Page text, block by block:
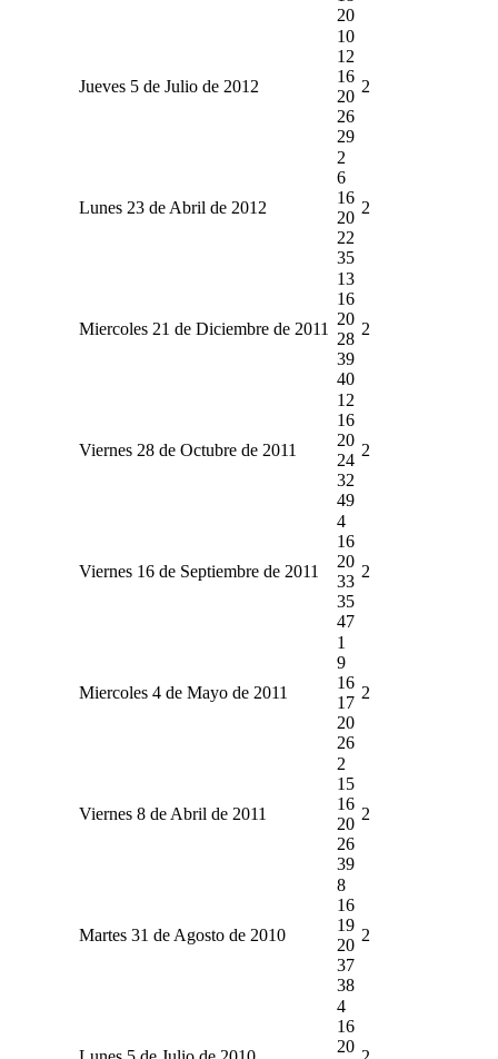
20
Jueves 5 de Julio de 2012
10
12
16
20
26
29
2
Lunes 23 de Abril de 2012
2
6
16
20
22
35
2
Miercoles 21 de Diciembre de 2011
13
16
20
28
39
40
2
Viernes 28 de Octubre de 2011
12
16
20
24
32
49
2
Viernes 16 de Septiembre de 2011
4
16
20
33
35
47
2
Miercoles 4 de Mayo de 2011
1
9
16
17
20
26
2
Viernes 8 de Abril de 2011
2
15
16
20
26
39
2
Martes 31 de Agosto de 2010
8
16
19
20
37
38
2
4
16
20